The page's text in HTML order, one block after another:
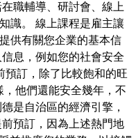
職輔導、研討會、線上
識。 線上課程是雇主讓
供有關您企業的基本信
息，例如您的社會安全
預訂，除了比較飽和的旺
他們還能安全幾年，不
是自治區的經濟引擎，
預訂，因為上述熱門地